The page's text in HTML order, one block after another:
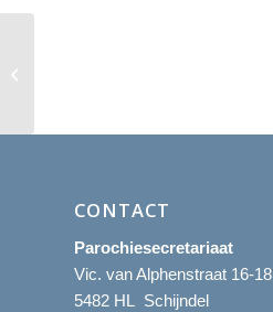
CONTACT
Parochiesecretariaat
Vic. van Alphenstraat 16-18
5482 HL Schijndel